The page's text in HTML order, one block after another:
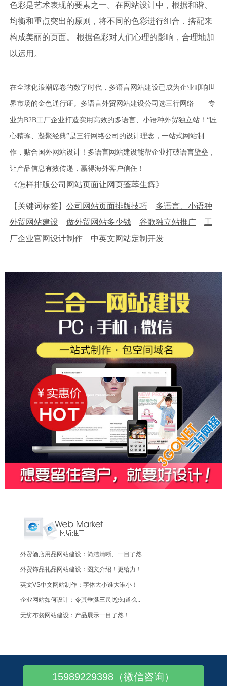
色彩是艺术表现的要素之一。在网站设计中，根据和谐、
均衡和重点突出的原则，将不同的色彩进行组合．搭配来
构成美丽的页面。 根据色彩对人们心理的影响，合理地加
以运用。
在全球化浪潮席卷的数字时代，多语言网站建设已成为企业叩响世
界市场的金色通行证。多语言外贸网站建设公司选三行网络——专
业为B2B工厂企业打造实用高效的多语言、小语种外贸独立站！“匠
心精琢、凝聚经典”是三行网络公司的设计理念，一站式网站制
作，贴合国外网站设计！多语言网站建设能帮企业打破语言壁垒，
让产品信息有效传递，赢得海外客户信任！
《怎样排版公司网站页面让网页蓬荜生辉》
【关键词标签】 公司网站页面排版技巧
多语言、小语种
外贸网站建设
做外贸网站多少钱 谷歌独立站推广
工
厂企业官网设计制作
中英文网站定制开发
外贸酒店用品网站建设：简洁清晰、一目了然..
外贸饰品礼品网站建设：图文介绍！更给力！
英文VS中文网站制作：字体大小谁大谁小！
企业网站如何设计：令其垂涎三尺!您知道么..
无纺布袋网站建设：产品展示一目了然！
装饰材料网站建设15989229398（微信咨询）